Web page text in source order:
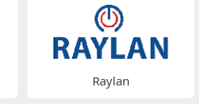
Raylan